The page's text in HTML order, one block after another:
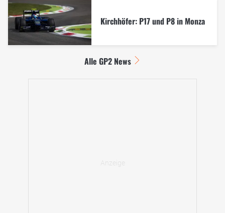
Kirchhöfer: P17 und P8 in Monza
Alle GP2 News